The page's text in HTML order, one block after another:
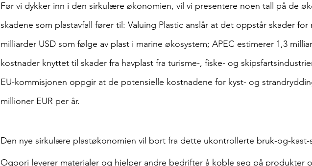
Før vi dykker inn i den sirkulære økonomien, vil vi presentere noen tall på de
skadene som plastavfall fører til: Valuing Plastic anslår at det oppstår skader for
milliarder USD som følge av plast i marine økosystem; APEC estimerer 1,3
kostnader knyttet til skader fra havplast fra turisme-, fiske- og
EU-kommisjonen oppgir at de potensielle kostnadene for kyst- og
millioner EUR per år.
Den nye sirkulære plastøkonomien vil bort fra dette ukontrollerte bruk-og-kast-
Ogoori leverer materialer og hjelper andre bedrifter å koble seg på produkter